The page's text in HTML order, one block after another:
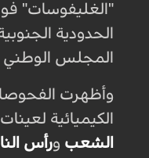
"الغليفوسات"
الحدودية
المجلس الوطني
وأظهرت
الكيميائية
الشعب ورأس